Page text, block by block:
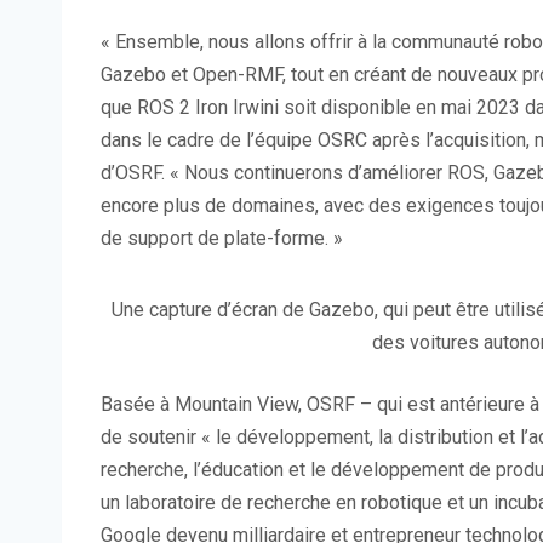
« Ensemble, nous allons offrir à la communauté
Gazebo et Open-RMF, tout en créant de nouveaux
que ROS 2 Iron Irwini soit disponible en mai 2023
dans le cadre de l’équipe OSRC après
d’OSRF. « Nous continuerons d’améliorer ROS,
encore plus de domaines, avec des exigences
de support de plate-forme. »
Une capture d’écran de Gazebo, qui peut être
des voitures
Basée à Mountain View, OSRF – qui est
de soutenir « le développement, la distribution et
recherche, l’éducation et le développement de
un laboratoire de recherche en robotique et un
Google devenu milliardaire et entrepreneur